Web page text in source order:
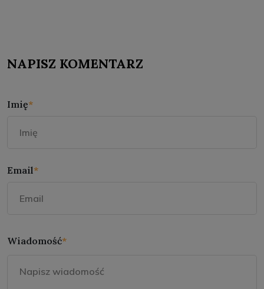
NAPISZ KOMENTARZ
Imię*
Email*
Wiadomość*